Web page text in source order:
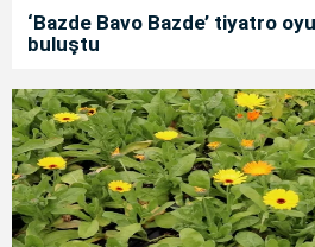
‘Bazde Bavo Bazde’ tiyatro
buluştu